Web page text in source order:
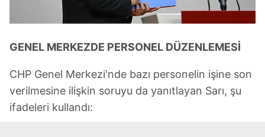
GENEL MERKEZDE PERSONEL DÜZENLEMESİ
CHP Genel Merkezi'nde bazı personelin işine son
verilmesine ilişkin soruyu da yanıtlayan Sarı, şu
ifadeleri kullandı: